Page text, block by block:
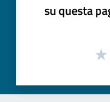
su questa